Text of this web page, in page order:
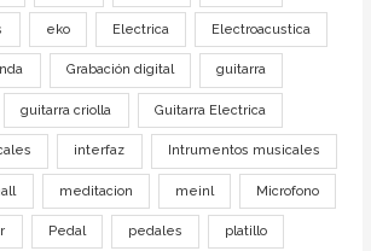
eko Electrica Electroacustica
Grabación digital guitarra
guitarra criolla Guitarra Electrica
interfaz Intrumentos musicales
meditacion meinl Microfono
Pedal pedales platillo